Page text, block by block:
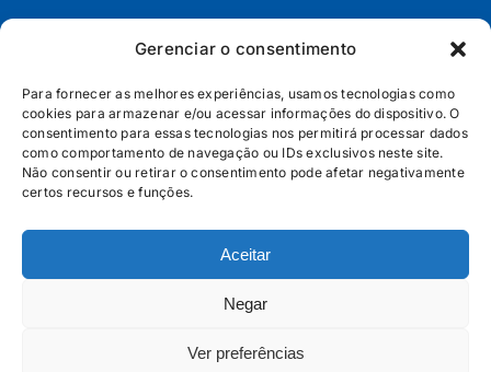
Gerenciar o consentimento
Para fornecer as melhores experiências, usamos tecnologias como
cookies para armazenar e/ou acessar informações do dispositivo. O
consentimento para essas tecnologias nos permitirá processar dados
como comportamento de navegação ou IDs exclusivos neste site.
Não consentir ou retirar o consentimento pode afetar negativamente
certos recursos e funções.
Aceitar
Negar
Ver preferências
POLÍTICA DE COOKIES
POLÍTICA DE PRIVACIDADE
© Jandaia - 2026 · Todos os direitos reservados | SAC